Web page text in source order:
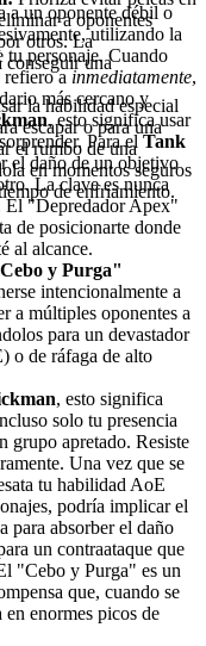
a oponentes
otros. La
conseguir una
la habilidad especial
escapar o para una
el rumbo de una
en momentos seguros
de enfriamiento.
un oponente débil o
utilizando la
personaje. Cuando
a inmediatamente,
más cercano y
, esto significa usar
Para el Tank
el daño de un objetivo
La clave es nunca
El "Depredador Apex"
de posicionarte donde
al alcance.
y Purga"
intencionalmente a
a múltiples oponentes a
para un devastador
o de ráfaga de alto
, esto significa
solo tu presencia
grupo apretado. Resiste
Una vez que se
tu habilidad AoE
podría implicar el
para absorber el daño
un contraataque que
"Cebo y Purga" es un
que, cuando se
enormes picos de